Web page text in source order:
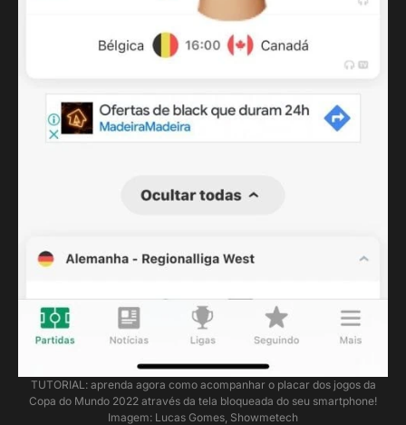
TUTORIAL: aprenda agora como acompanhar o placar dos jogos da
Copa do Mundo 2022 através da tela bloqueada do seu smartphone!
Imagem: Lucas Gomes, Showmetech